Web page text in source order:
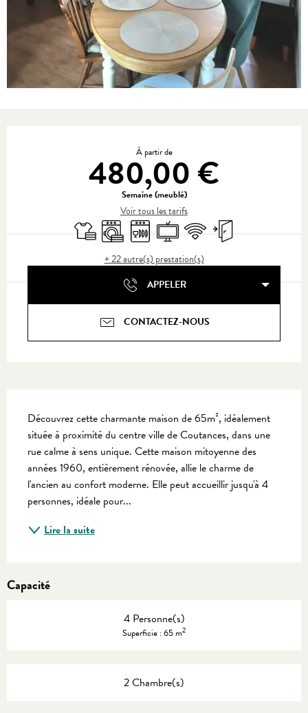
À partir de
480,00 €
Semaine (meublé)
Voir tous les tarifs
Draps et lingeLave lingeLave vaisselle
Télévision
WiFi Entrée indépendante
+ 22 autre(s) prestation(s)
APPELER
CONTACTEZ-NOUS
Découvrez cette charmante maison de 65m², idéalement
située à proximité du centre ville de Coutances, dans une
rue calme à sens unique. Cette maison mitoyenne des
années 1960, entièrement rénovée, allie le charme de
l'ancien au confort moderne. Elle peut accueillir jusqu'à 4
personnes, idéale pour...
Lire la suite
Capacité
4 Personne(s)
Superficie : 65 m2
2 Chambre(s)